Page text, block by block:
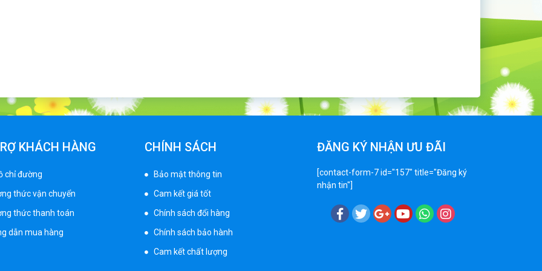
KHÁCH HÀNG
chỉ đường
thức vận chuyển
thức thanh toán
dẫn mua hàng
CHÍNH SÁCH
Bảo mật thông tin
Cam kết giá tốt
Chính sách đổi hàng
Chính sách bảo hành
Cam kết chất lượng
ĐĂNG KÝ NHẬN ƯU ĐÃI
[contact-form-7 id="157" title="Đăng ký
nhận tin"]